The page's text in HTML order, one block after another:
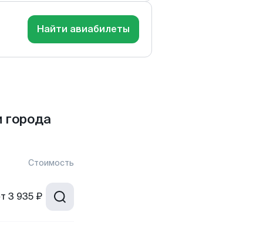
Найти авиабилеты
Стоимость
3 935 ₽